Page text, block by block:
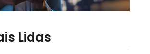
Lidas